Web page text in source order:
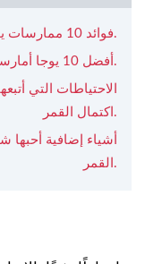
فوائد 10 ممارسات يوجا لطقوس اكتمال القمر.
أفضل 10 يوجا أمارسها خلال طقوس اكتمال القمر ليو.
الاحتياطات التي
اكتمال القمر.
أشياء إضافية
القمر.